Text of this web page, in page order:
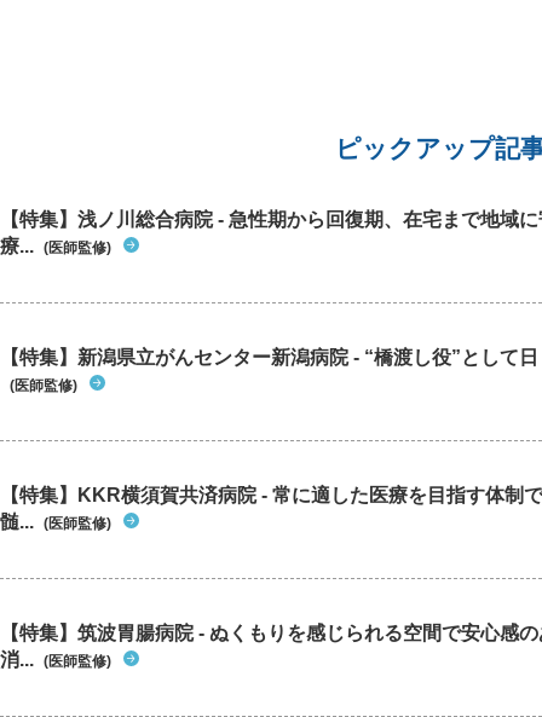
ピックアップ記
【特集】浅ノ川総合病院 - 急性期から回復期、在宅まで地域
療... (医師監修)
【特集】新潟県立がんセンター新潟病院 - “橋渡し役”として
(医師監修)
【特集】KKR横須賀共済病院 - 常に適した医療を目指す体制
髄... (医師監修)
【特集】筑波胃腸病院 - ぬくもりを感じられる空間で安心感
消... (医師監修)